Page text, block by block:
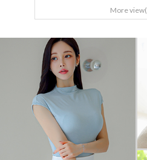
More view(